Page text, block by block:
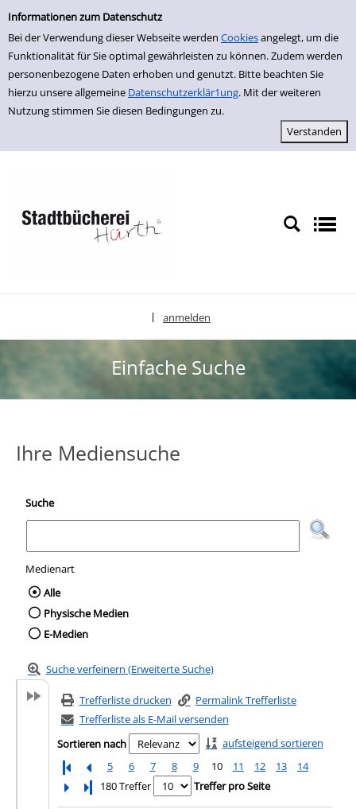
Einfache Suche
Informationen zum Datenschutz
Bei der Verwendung dieser Webseite werden Cookiesangelegt, um die
Funktionalität für Sie optimal gewährleisten zu können. Zudem werden
personenbezogene Daten erhoben und genutzt. Bitte beachten Sie
hierzu unsere allgemeine Datenschutzerklär1ung. Mit der weiteren
Nutzung stimmen Sie diesen Bedingungen zu.
zur Navigation springen
zum Inhalt springen
Zu den Suchfiltern springen
Zur Trefferliste springen
anmelden
Einfache Suche
Ihre Mediensuche
Suche
Medienart
Wählen Sie die Medienart nach der Sie
Alle
Physische Medien
E-Medien
Suche verfeinern (Erweiterte Suche)
Trefferliste drucken
Permalink Trefferliste
Trefferliste als E-Mail versenden
Sortieren nach
aufsteigend sortieren
5
6 7 8 9 10 11 12 13
14
Letzte Seite
180 Treffer Treffer pro Seite